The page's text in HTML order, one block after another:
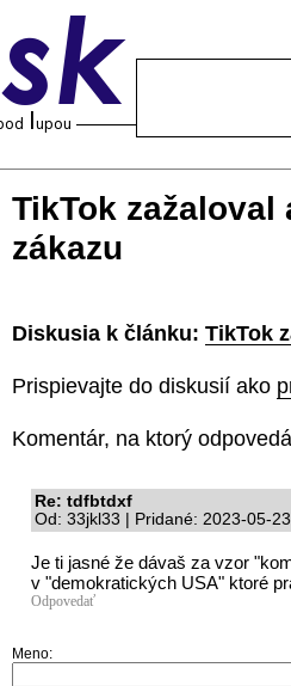
TikTok
zákazu
Diskusia k článku: TikTok
Prispievajte do diskusií ako
Komentár, na ktorý
Re: tdfbtdxf
Od: 33jkl33 | Pridané: 2023-05-
Je ti jasné že dávaš za vzor
v "demokratických USA" ktoré
Odpovedať
Meno: